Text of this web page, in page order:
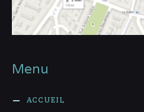
Menu
ACCUEIL